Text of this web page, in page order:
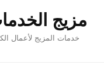
مزيج
خدمات المزيج لأعمال